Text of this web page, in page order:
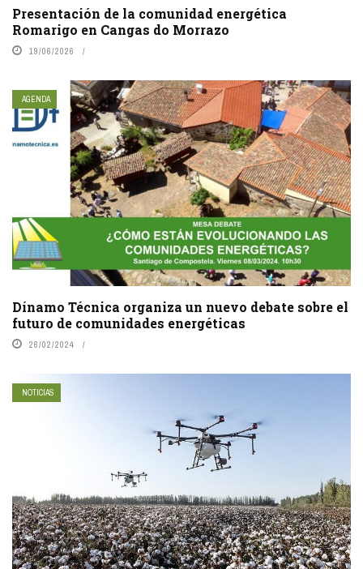
Presentación de la comunidad energética
Romarigo en Cangas do Morrazo
19/06/2026
AGENDA
Dínamo Técnica organiza un nuevo debate sobre el
futuro de comunidades energéticas
26/02/2024
NOTICIAS